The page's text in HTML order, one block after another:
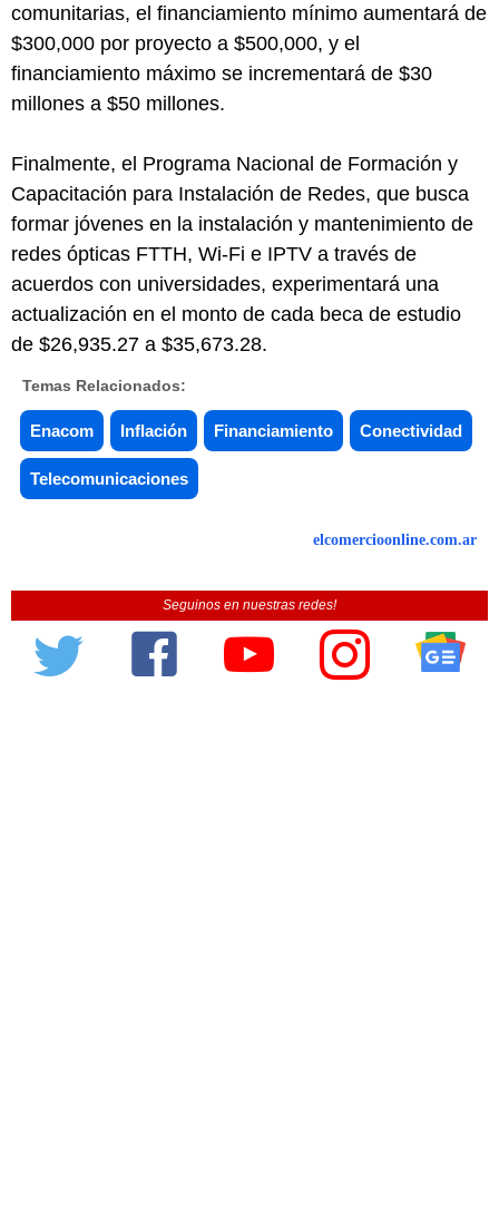
comunitarias, el financiamiento mínimo aumentará de
$300,000 por proyecto a $500,000, y el
financiamiento máximo se incrementará de $30
millones a $50 millones.
Finalmente, el Programa Nacional de Formación y
Capacitación para Instalación de Redes, que busca
formar jóvenes en la instalación y mantenimiento de
redes ópticas FTTH, Wi-Fi e IPTV a través de
acuerdos con universidades, experimentará una
actualización en el monto de cada beca de estudio
de $26,935.27 a $35,673.28.
Temas Relacionados:
Enacom Inflación Financiamiento Conectividad
Telecomunicaciones
elcomercioonline.com.ar
Seguinos en nuestras redes!